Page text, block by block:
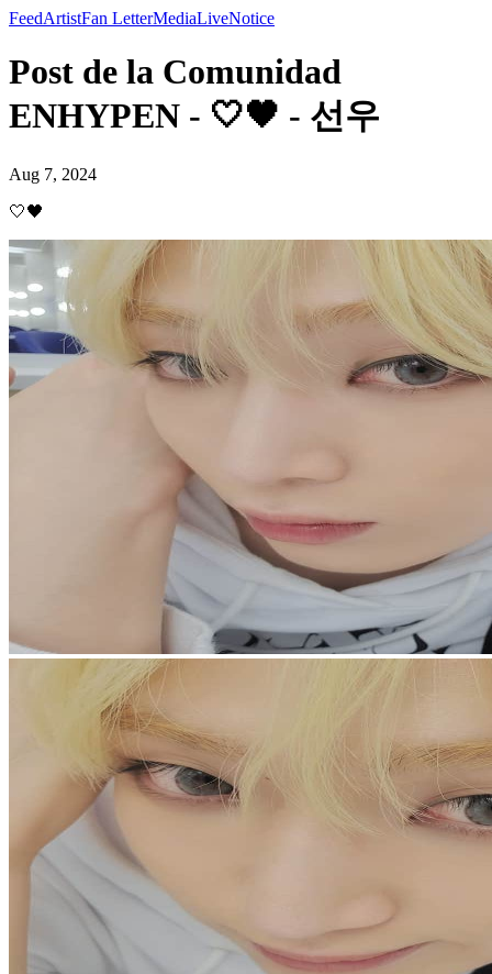
FeedArtistFan LetterMediaLiveNotice
Post de la Comunidad
ENHYPEN - 🤍🖤 - 선우
Aug 7, 2024
🤍🖤